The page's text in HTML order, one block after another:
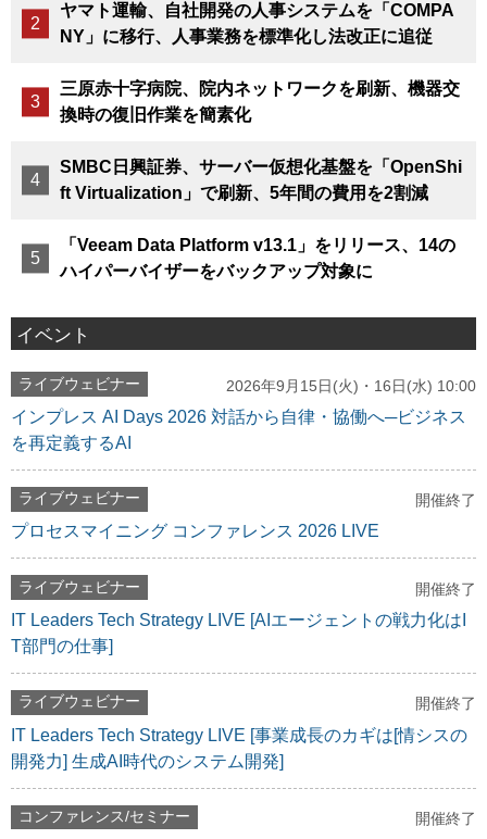
ヤマト運輸、自社開発の人事システムを「COMPA
NY」に移行、人事業務を標準化し法改正に追従
三原赤十字病院、院内ネットワークを刷新、機器交
換時の復旧作業を簡素化
SMBC日興証券、サーバー仮想化基盤を「OpenShi
ft Virtualization」で刷新、5年間の費用を2割減
「Veeam Data Platform v13.1」をリリース、14の
ハイパーバイザーをバックアップ対象に
イベント
ライブウェビナー 2026年9月15日(火)・16日(水) 10:00
インプレス AI Days 2026 対話から自律・協働へ─ビジネス
を再定義するAI
ライブウェビナー 開催終了
プロセスマイニング コンファレンス 2026 LIVE
ライブウェビナー 開催終了
IT Leaders Tech Strategy LIVE [AIエージェントの戦力化はI
T部門の仕事]
ライブウェビナー 開催終了
IT Leaders Tech Strategy LIVE [事業成長のカギは[情シスの
開発力] 生成AI時代のシステム開発]
コンファレンス/セミナー 開催終了